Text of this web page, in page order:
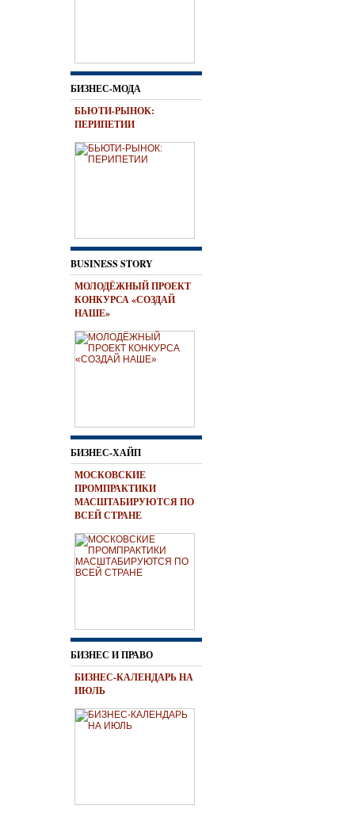
БИЗНЕС-МОДА
БЬЮТИ-РЫНОК:
ПЕРИПЕТИИ
BUSINESS STORY
МОЛОДЁЖНЫЙ ПРОЕКТ
КОНКУРСА «СОЗДАЙ
НАШЕ»
БИЗНЕС-ХАЙП
МОСКОВСКИЕ
ПРОМПРАКТИКИ
МАСШТАБИРУЮТСЯ ПО
ВСЕЙ СТРАНЕ
БИЗНЕС И ПРАВО
БИЗНЕС-КАЛЕНДАРЬ НА
ИЮЛЬ